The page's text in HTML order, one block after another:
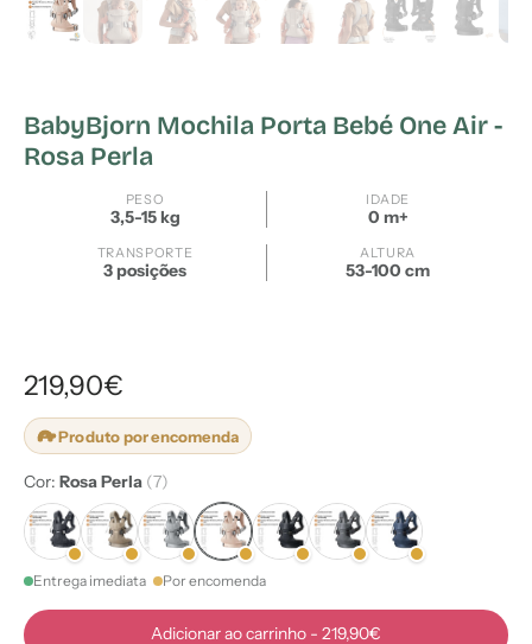
BabyBjorn Mochila Porta Bebé One Air -
Rosa Perla
PESO
3,5-15 kg
IDADE
0 m+
TRANSPORTE
3 posições
ALTURA
53-100 cm
219,90€
Produto por encomenda
Cor: Rosa Perla (7)
Entrega imediata Por encomenda
Adicionar ao carrinho - 219,90€